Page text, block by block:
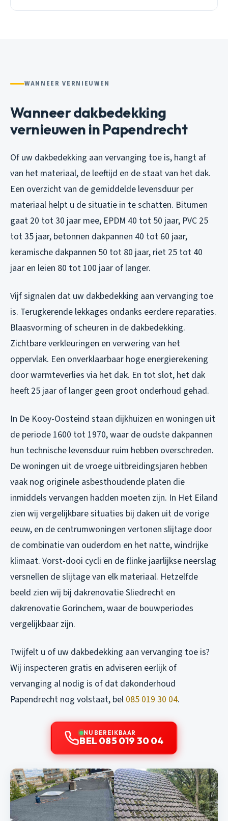
WANNEER VERNIEUWEN
Wanneer dakbedekking
vernieuwen in Papendrecht
Of uw dakbedekking aan vervanging toe is, hangt af
van het materiaal, de leeftijd en de staat van het dak.
Een overzicht van de gemiddelde levensduur per
materiaal helpt u de situatie in te schatten. Bitumen
gaat 20 tot 30 jaar mee, EPDM 40 tot 50 jaar, PVC 25
tot 35 jaar, betonnen dakpannen 40 tot 60 jaar,
keramische dakpannen 50 tot 80 jaar, riet 25 tot 40
jaar en leien 80 tot 100 jaar of langer.
Vijf signalen dat uw dakbedekking aan vervanging toe
is. Terugkerende lekkages ondanks eerdere reparaties.
Blaasvorming of scheuren in de dakbedekking.
Zichtbare verkleuringen en verwering van het
oppervlak. Een onverklaarbaar hoge energierekening
door warmteverlies via het dak. En tot slot, het dak
heeft 25 jaar of langer geen groot onderhoud gehad.
In De Kooy-Oosteind staan dijkhuizen en woningen uit
de periode 1600 tot 1970, waar de oudste dakpannen
hun technische levensduur ruim hebben overschreden.
De woningen uit de vroege uitbreidingsjaren hebben
vaak nog originele asbesthoudende platen die
inmiddels vervangen hadden moeten zijn. In Het Eiland
zien wij vergelijkbare situaties bij daken uit de vorige
eeuw, en de centrumwoningen vertonen slijtage door
de combinatie van ouderdom en het natte, windrijke
klimaat. Vorst-dooi cycli en de flinke jaarlijkse neerslag
versnellen de slijtage van elk materiaal. Hetzelfde
beeld zien wij bij dakrenovatie Sliedrecht en
dakrenovatie Gorinchem, waar de bouwperiodes
vergelijkbaar zijn.
Twijfelt u of uw dakbedekking aan vervanging toe is?
Wij inspecteren gratis en adviseren eerlijk of
vervanging al nodig is of dat dakonderhoud
Papendrecht nog volstaat, bel 085 019 30 04.
NU BEREIKBAAR
BEL 085 019 30 04